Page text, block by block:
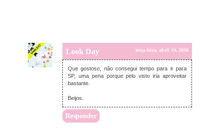
Look Day terça-feira, abril 19, 2016
Que gostoso, não consegui tempo para ir para
SP, uma pena porque pelo visto iria aproveitar
bastante.
Beijos.
Responder